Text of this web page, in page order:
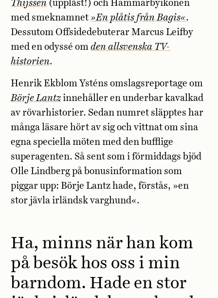
Thijssen (upplåst!) och Hammarbyikonen
med smeknamnet»En plåtis från Bagis«.
Dessutom Offsidedebuterar Marcus Leifby
med en odyssé omden allsvenska TV-
historien.
Henrik Ekblom Ysténs omslagsreportage om
Börje Lantz innehåller en underbar kavalkad
av rövarhistorier. Sedan numret släpptes har
många läsare hört av sig och vittnat om sina
egna speciella möten med den bufflige
superagenten. Så sent som i förmiddags bjöd
Olle Lindberg på bonusinformation som
piggar upp: Börje Lantz hade, förstås, »en
stor jävla irländsk varghund«.
Ha, minns när han kom
på besök hos oss i min
barndom. Hade en stor